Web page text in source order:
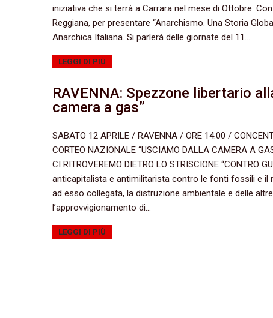
iniziativa che si terrà a Carrara nel mese di Ottobre.
Reggiana, per presentare “Anarchismo. Una Storia
Anarchica Italiana. Si parlerà delle giornate del 11…
LEGGI DI PIÙ
RAVENNA: Spezzone libertario
camera a gas”
SABATO 12 APRILE / RAVENNA / ORE 14.00 /
CORTEO NAZIONALE “USCIAMO DALLA CAMERA A
CI RITROVEREMO DIETRO LO STRISCIONE
anticapitalista e antimilitarista contro le fonti fossili e il
ad esso collegata, la distruzione ambientale e delle
l’approvvigionamento di…
LEGGI DI PIÙ